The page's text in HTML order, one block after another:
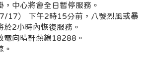
，中心將會全日暫停服務。
17） 下午2時15分前，八號烈風或暴
於2小時內恢復服務。
電向晴軒熱線18288。
。